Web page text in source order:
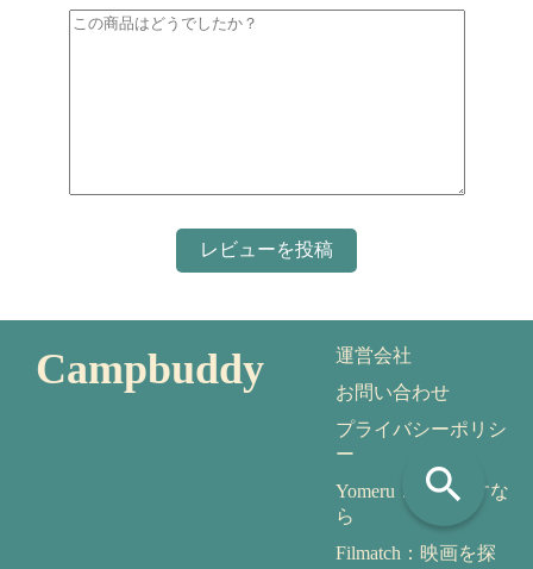
search
Campbuddy
運営会社
お問い合わせ
プライバシーポリシ
ー
Yomeru：本を探すな
ら
Filmatch：映画を探